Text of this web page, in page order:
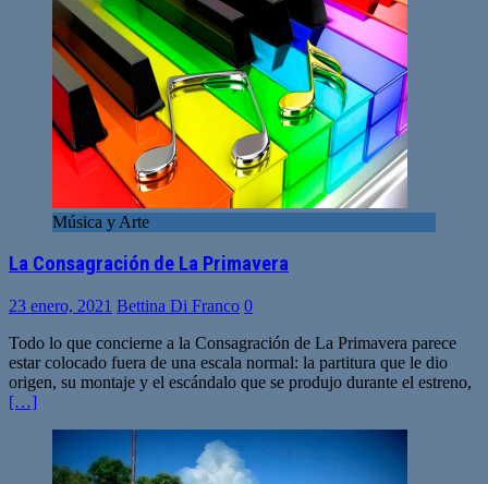
Música y Arte
La Consagración de La Primavera
23 enero, 2021 Bettina Di Franco 0
Todo lo que concierne a la Consagración de La Primavera parece
estar colocado fuera de una escala normal: la partitura que le dio
origen, su montaje y el escándalo que se produjo durante el estreno,
[…]